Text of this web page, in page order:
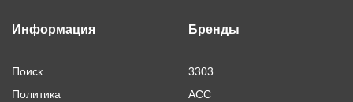
Информация
Поиск
Политика
Бренды
3303
ACC